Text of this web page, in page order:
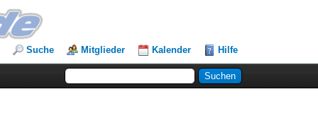
Suche Mitglieder Kalender Hilfe